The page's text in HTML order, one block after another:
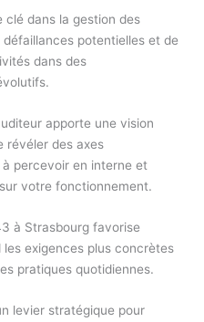
clé dans la gestion des
défaillances potentielles et de
dans des
apporte une vision
révéler des axes
percevoir en interne et
votre fonctionnement.
à Strasbourg favorise
les exigences plus concrètes
pratiques quotidiennes.
levier stratégique pour